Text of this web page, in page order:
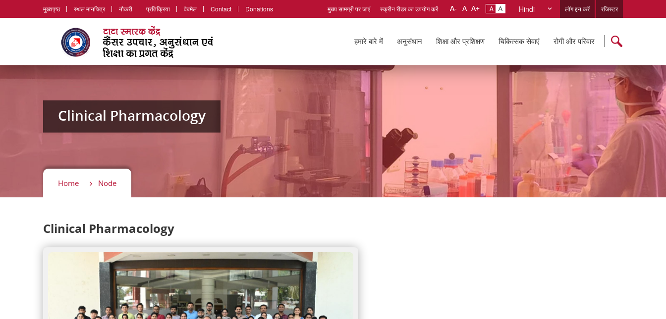
मुख्यपृष्ठ स्थल मानचित्र नौकरी प्रतिक्रिया वेबमेल Contact Donations मुख्य सामग्री पर जाएं स्क्रीन रीडर का उपयोग करें Hindi लॉग इन करें रजिस्टर
हमारे बारे में अनुसंधान शिक्षा और प्रशिक्षण चिकित्सक सेवाएं रोगी और परिवार
Clinical Pharmacology
Home Node
Clinical Pharmacology